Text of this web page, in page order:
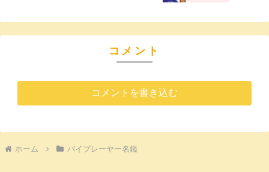
コメント
コメントを書き込む
ホーム バイプレーヤー名鑑